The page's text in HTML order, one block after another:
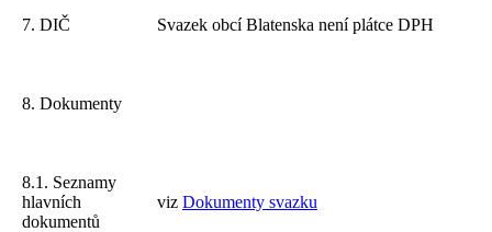
7. DIČ Svazek obcí Blatenska není plátce DPH
8. Dokumenty
8.1. Seznamy
hlavních
dokumentů
viz Dokumenty svazku